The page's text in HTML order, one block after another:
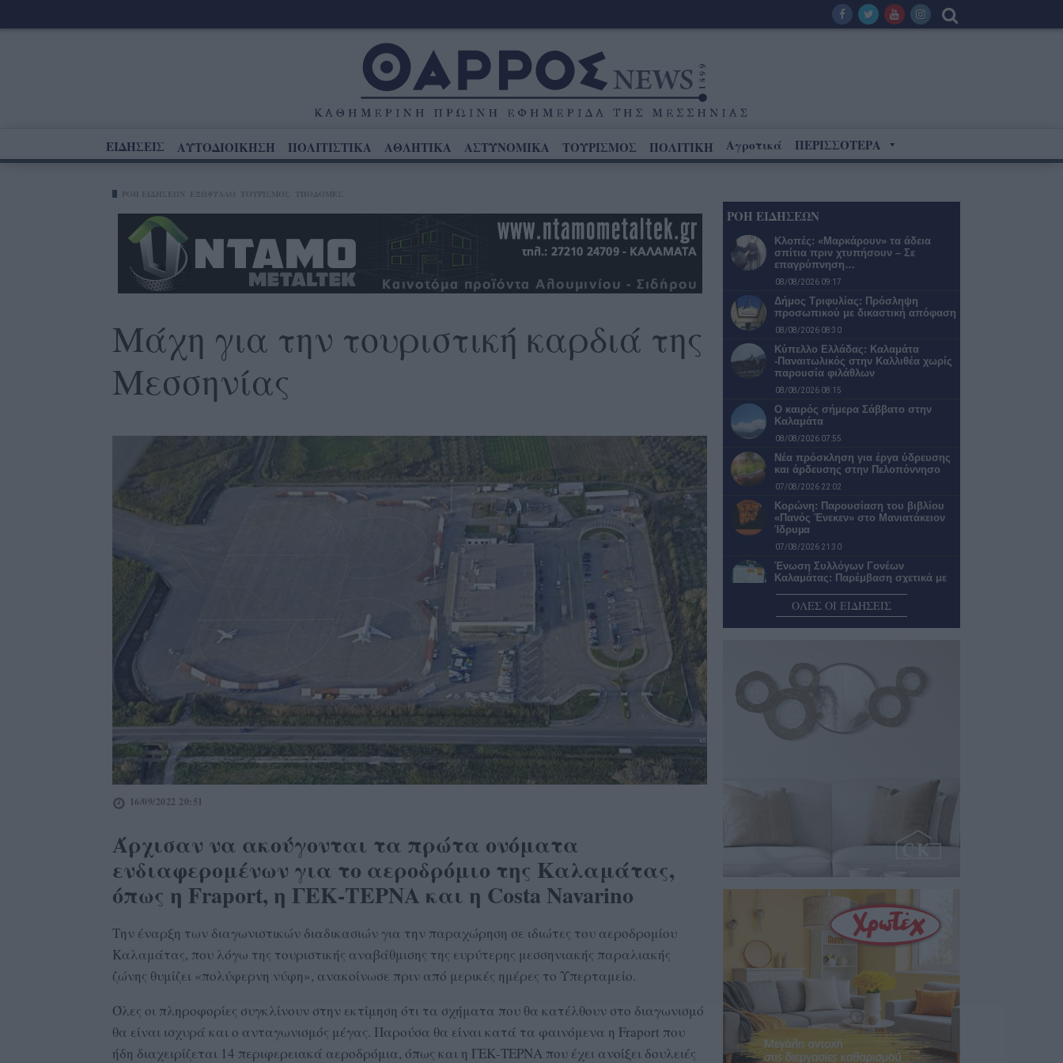
ΕΙΔΗΣΕΙΣ ΑΥΤΟΔΙΟΙΚΗΣΗ ΠΟΛΙΤΙΣΤΙΚΑ ΑΘΛΗΤΙΚΑ ΑΣΤΥΝΟΜΙΚΑ ΤΟΥΡΙΣΜΟΣ ΠΟΛΙΤΙΚΗ Αγροτικά ΠΕΡΙΣΣΟΤΕΡΑ
Μάχη για την τουριστική καρδιά της
Μεσσηνίας
16/09/2022 20:51
Άρχισαν να ακούγονται τα πρώτα ονόματα
ενδιαφερομένων για το αεροδρόμιο της Καλαμάτας,
όπως η Fraport, η ΓΕΚ-ΤΕΡΝΑ και η Costa Navarino
Την έναρξη των διαγωνιστικών διαδικασιών για την παραχώρηση σε ιδιώτες του αεροδρομίου
Καλαμάτας, που λόγω της τουριστικής αναβάθμισης της ευρύτερης μεσσηνιακής παραλιακής
ζώνης θυμίζει «πολύφερνη νύφη», ανακοίνωσε πριν από μερικές ημέρες το Υπερταμείο.
Όλες οι πληροφορίες συγκλίνουν στην εκτίμηση ότι τα σχήματα που θα κατέλθουν στο διαγωνισμό
θα είναι ισχυρά και ο ανταγωνισμός μέγας. Παρούσα θα είναι κατά τα φαινόμενα η Fraport που
ήδη διαχειρίζεται 14 περιφερειακά αεροδρόμια, όπως και η ΓΕΚ-ΤΕΡΝΑ που έχει ανοίξει δουλειές
ΡΟΗ ΕΙΔΗΣΕΩΝ
Κλοπές: «Μαρκάρουν» τα άδεια
σπίτια πριν χτυπήσουν – Σε
επαγρύπνηση…
08/08/2026 09:17
Δήμος Τριφυλίας: Πρόσληψη
προσωπικού με δικαστική απόφαση
08/08/2026 08:30
Κύπελλο Ελλάδας: Καλαμάτα
-Παναιτωλικός στην Καλλιθέα χωρίς
παρουσία φιλάθλων
08/08/2026 08:15
Ο καιρός σήμερα Σάββατο στην
Καλαμάτα
08/08/2026 07:55
Νέα πρόσκληση για έργα ύδρευσης
και άρδευσης στην Πελοπόννησο
07/08/2026 22:02
Κορώνη: Παρουσίαση του βιβλίου
«Πανός Ένεκεν» στο Μανιατάκειον
Ίδρυµα
07/08/2026 21:30
Ένωση Συλλόγων Γονέων
Καλαμάτας: Παρέμβαση σχετικά με
07/08/2026 21:17
Επίσημο αίτημα επέκτασης του
Ολοκληρώνεται η ανάπλαση και
στην οδό Ψάλτη
07/08/2026 20:39
ΟΛΕΣ ΟΙ ΕΙΔΗΣΕΙΣ